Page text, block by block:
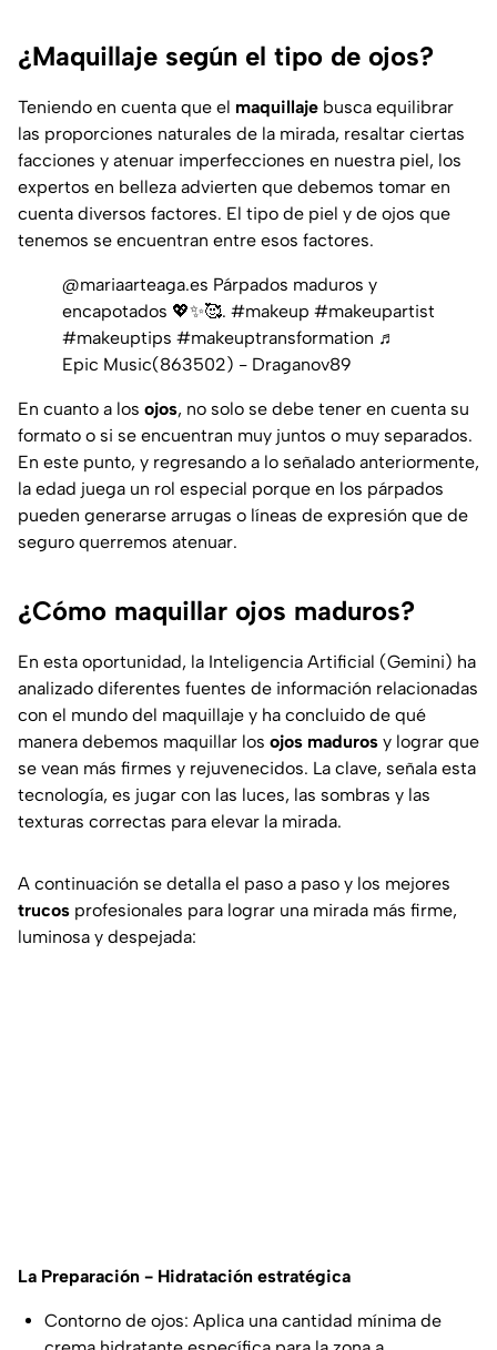
¿Maquillaje según el tipo de ojos?
Teniendo en cuenta que el maquillaje busca equilibrar
las proporciones naturales de la mirada, resaltar ciertas
facciones y atenuar imperfecciones en nuestra piel, los
expertos en belleza advierten que debemos tomar en
cuenta diversos factores. El tipo de piel y de ojos que
tenemos se encuentran entre esos factores.
@mariaarteaga.es Párpados maduros y
encapotados 💖✨🥰. #makeup #makeupartist
#makeuptips #makeuptransformation ♬
Epic Music(863502) - Draganov89
En cuanto a los ojos, no solo se debe tener en cuenta su
formato o si se encuentran muy juntos o muy separados.
En este punto, y regresando a lo señalado anteriormente,
la edad juega un rol especial porque en los párpados
pueden generarse arrugas o líneas de expresión que de
seguro querremos atenuar.
¿Cómo maquillar ojos maduros?
En esta oportunidad, la Inteligencia Artificial (Gemini) ha
analizado diferentes fuentes de información relacionadas
con el mundo del maquillaje y ha concluido de qué
manera debemos maquillar los ojos maduros y lograr que
se vean más firmes y rejuvenecidos. La clave, señala esta
tecnología, es jugar con las luces, las sombras y las
texturas correctas para elevar la mirada.
A continuación se detalla el paso a paso y los mejores
trucos profesionales para lograr una mirada más firme,
luminosa y despejada:
La Preparación - Hidratación estratégica
Contorno de ojos: Aplica una cantidad mínima de